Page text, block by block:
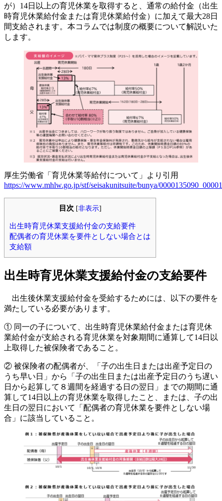
が）14日以上の育児休業を取得すると、通常の給付金（出生
時育児休業給付金または育児休業給付金）に加えて最大28日
間支給されます。本コラムでは制度の概要について解説いた
します。
厚生労働省「育児休業等給付について」より引用
https://www.mhlw.go.jp/stf/seisakunitsuite/bunya/
目次 [非表示]
出生時育児休業支援給付金の支給要件
配偶者の育児休業を要件としない場合とは
支給額
出生時育児休業支援給付金の支給要件
出生後休業支援給付金を受給するためには、以下の要件を
満たしている必要があります。
① 同一の子について、出生時育児休業給付金または育児休
業給付金が支給される育児休業を対象期間に通算して14日以
上取得した被保険者であること。
② 被保険者の配偶者が、「子の出生日または出産予定日の
うち早い日」から「子の出生日または出産予定日のうち遅い
日から起算して８週間を経過する日の翌日」までの期間に通
算して14日以上の育児休業を取得したこと、または、子の出
生日の翌日において「配偶者の育児休業を要件としない場
合」に該当していること。